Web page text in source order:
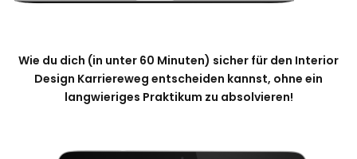
Wie du dich (in unter 60 Minuten) sicher für den Interior
Design Karriereweg entscheiden kannst, ohne ein
langwieriges Praktikum zu absolvieren!